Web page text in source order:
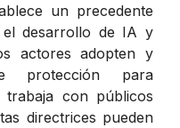
un precedente
el desarrollo de IA y
actores adopten y
protección para
con públicos
directrices pueden